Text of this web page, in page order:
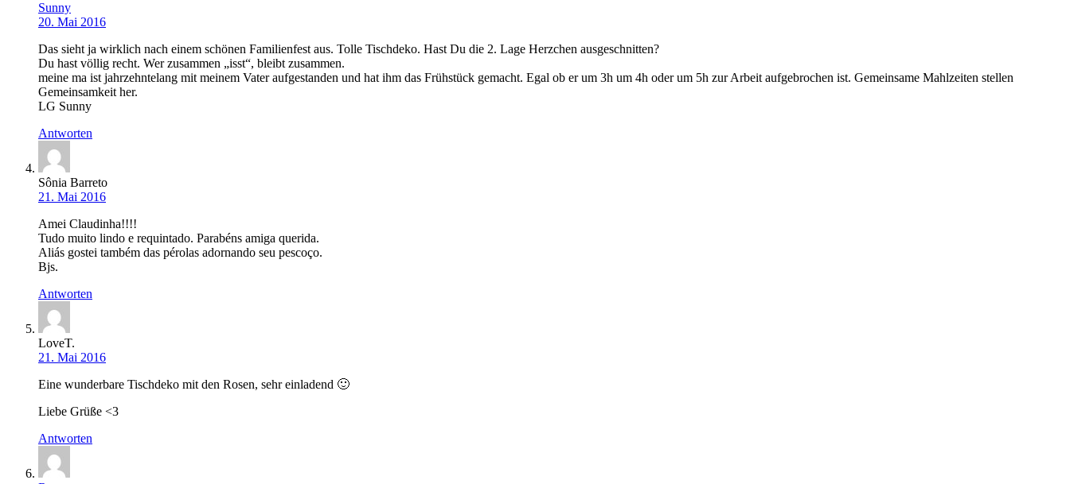
Sunny
20. Mai 2016
Das sieht ja wirklich nach einem schönen Familienfest aus. Tolle Tischdeko. Hast Du die 2. Lage Herzchen ausgeschnitten?
Du hast völlig recht. Wer zusammen „isst“, bleibt zusammen.
meine ma ist jahrzehntelang mit meinem Vater aufgestanden und hat ihm das Frühstück gemacht. Egal ob er um 3h um 4h oder um 5h zur Arbeit aufgebrochen ist. Gemeinsame Mahlzeiten stellen
Gemeinsamkeit her.
LG Sunny
Antworten
Sônia Barreto
21. Mai 2016
Amei Claudinha!!!!
Tudo muito lindo e requintado. Parabéns amiga querida.
Aliás gostei também das pérolas adornando seu pescoço.
Bjs.
Antworten
LoveT.
21. Mai 2016
Eine wunderbare Tischdeko mit den Rosen, sehr einladend 🙂
Liebe Grüße <3
Antworten